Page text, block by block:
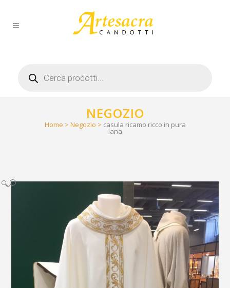
search
NEGOZIO
Home > Negozio > casula ricamo ricco in pura
lana
🔍